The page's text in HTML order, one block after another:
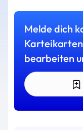
Melde dich
Karteikarten
bearbeiten